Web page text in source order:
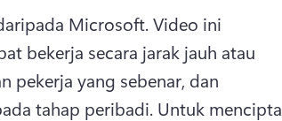
Microsoft. Video ini
bekerja secara jarak jauh atau
pekerja yang sebenar, dan
tahap peribadi. Untuk mencipta